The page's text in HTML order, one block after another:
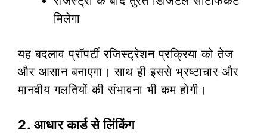
मिलेगा
यह बदलाव प्रॉपर्टी रजिस्ट्रेशन प्रक्रिया को तेज
और आसान बनाएगा। साथ ही इससे भ्रष्टाचार और
मानवीय गलतियों की संभावना भी कम होगी।
2. आधार कार्ड से लिंकिंग